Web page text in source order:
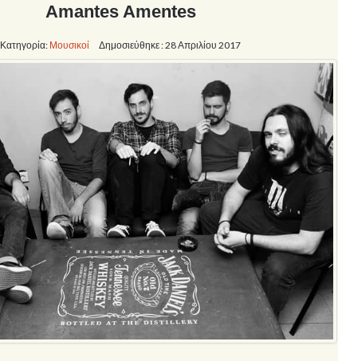
Amantes Amentes
Κατηγορία: Μουσικοί Δημοσιεύθηκε : 28 Απριλίου 2017